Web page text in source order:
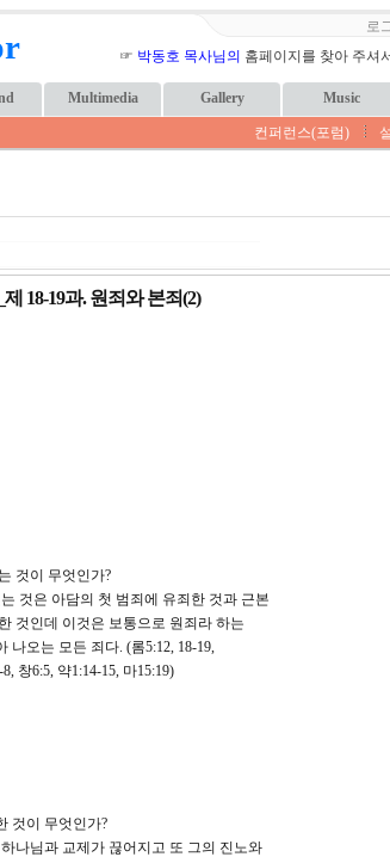
로
☞ 박동호 목사님의 홈페이지를 찾아 주셔
Multimedia Gallery Music
컨퍼런스(포럼)
18-19과. 원죄와 본죄(2)
것이 무엇인가?
것은 아담의 첫 범죄에 유죄한 것과 근본
것인데 이것은 보통으로 원죄라 하는
오는 모든 죄다. (롬5:12, 18-19,
창6:5, 약1:14-15, 마15:19)
것이 무엇인가?
나님과 교제가 끊어지고 또 그의 진노와